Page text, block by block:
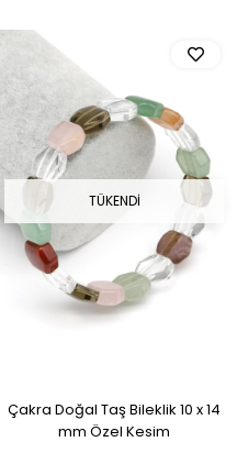
TÜKENDI
Çakra Doğal Taş Bileklik 10 x 14
mm Özel Kesim